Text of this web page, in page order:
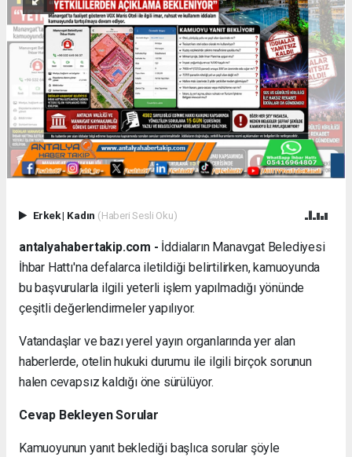
Erkek| Kadın (Haberi Sesli Oku)
antalyahabertakip.com - İddiaların Manavgat Belediyesi
İhbar Hattı'na defalarca iletildiği belirtilirken, kamuoyunda
bu başvurularla ilgili yeterli işlem yapılmadığı yönünde
çeşitli değerlendirmeler yapılıyor.
Vatandaşlar ve bazı yerel yayın organlarında yer alan
haberlerde, otelin hukuki durumu ile ilgili birçok sorunun
halen cevapsız kaldığı öne sürülüyor.
Cevap Bekleyen Sorular
Kamuoyunun yanıt beklediği başlıca sorular şöyle